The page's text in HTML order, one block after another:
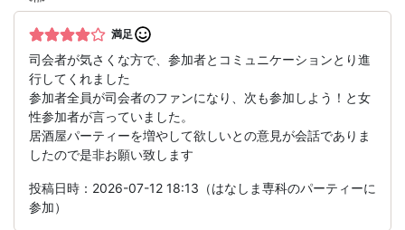
満足
司会者が気さくな方で、参加者とコミュニケーションとり進
行してくれました
参加者全員が司会者のファンになり、次も参加しよう！と女
性参加者が言っていました。
居酒屋パーティーを増やして欲しいとの意見が会話でありま
したので是非お願い致します
投稿日時：2026-07-12 18:13（はなしま専科のパーティーに
参加）